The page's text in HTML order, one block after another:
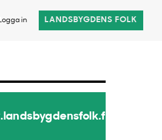
in LANDSBYGDENS FOLK